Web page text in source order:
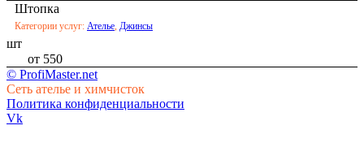
Штопка
Категории услуг: Ателье, Джинсы
шт
от 550
© ProfiMaster.net
Сеть ателье и химчисток
Политика конфиденциальности
Vk